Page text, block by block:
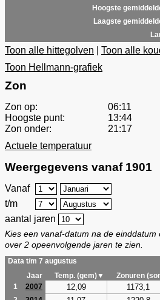
Hoogste
Laagste
Toon alle hittegolven
Toon alle
Toon Hellmann-grafiek
Zon
Zon op:
06:11
Hoogste punt:
13:44
Zon onder:
21:17
Actuele temperatuur
Weergegevens vanaf 1901
Vanaf
t/m
aantal jaren
Kies een vanaf-datum na de einddatum
over 2 opeenvolgende jaren te zien.
Data t/m 7 augustus
Jaar
Temp. (gem)▼ Zonuren
1
2007 12,09 1173,1